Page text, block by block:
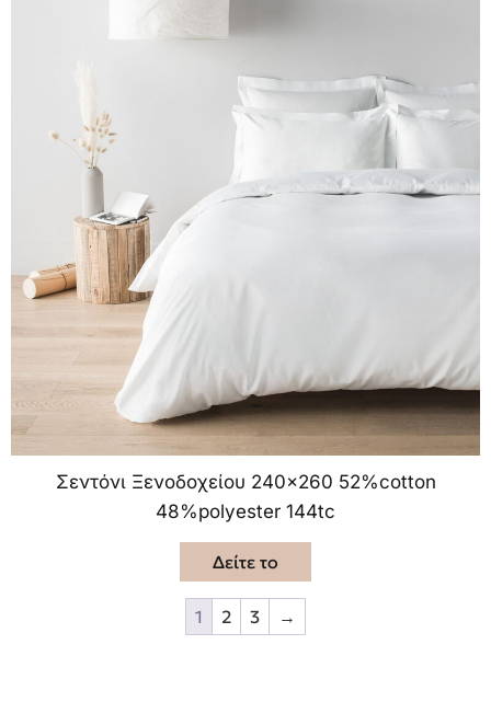
Σεντόνι Ξενοδοχείου 240×260 52%cotton
48%polyester 144tc
Δείτε το
1 2 3 →